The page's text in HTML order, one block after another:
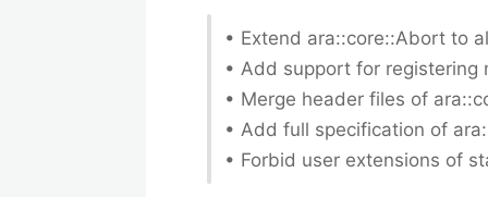
• Extend ara::core::Abort to
• Add support for registering
• Merge header files of
• Add full specification of
• Forbid user extensions of